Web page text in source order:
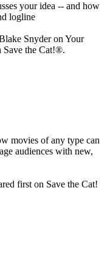
your idea -- and how
logline
Snyder on Your
Save the Cat!®.
movies of any type can
audiences with new,
first on Save the Cat!